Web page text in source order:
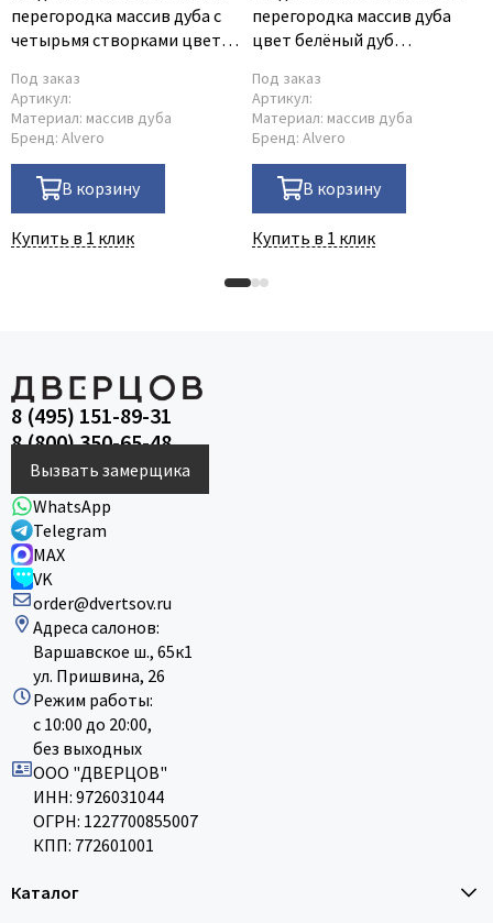
перегородка массив дуба с
четырьмя створками цвет
Под заказ
Артикул:
Материал: массив дуба
Бренд: Alvero
В корзину
Купить в 1 клик
перегородка массив дуба
цвет белёный дуб
Под заказ
Артикул:
Материал: массив дуба
Бренд: Alvero
В корзину
Купить в 1 клик
8 (495) 151-89-31
8 (800) 350-65-48
Вызвать замерщика
WhatsApp
Telegram
MAX
VK
order@dvertsov.ru
Адреса салонов:
Варшавское ш., 65к1
ул. Пришвина, 26
Режим работы:
с 10:00 до 20:00,
без выходных
ООО "ДВЕРЦОВ"
ИНН: 9726031044
ОГРН: 1227700855007
КПП: 772601001
Каталог